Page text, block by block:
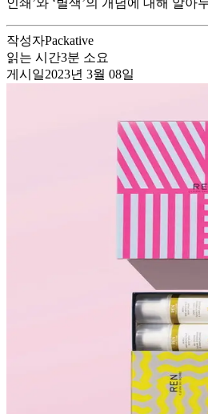
작성자Packative
읽는 시간3분 소요
게시일2023년 3월 08일